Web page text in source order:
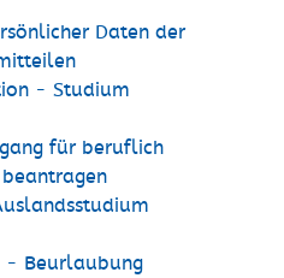
Daten der
- Studium
für beruflich
- Beurlaubung